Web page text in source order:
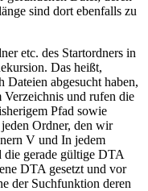
sind dort ebenfalls zu
etc. des Startordners in
Das heißt,
abgesucht haben,
und rufen die
Pfad sowie
Ordner, den wir
V und In jedem
gerade gültige DTA
DTA gesetzt und vor
der Suchfunktion deren